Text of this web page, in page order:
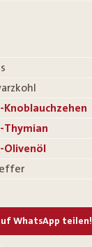
Knoblauchzehen
Thymian
Olivenöl
WhatsApp teilen!